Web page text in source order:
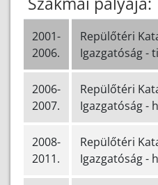
2001-
2006.
Repülőtéri
Igazgatóság -
2006-
2007.
Repülőtéri
Igazgatóság -
2008-
2011.
Repülőtéri
Igazgatóság -